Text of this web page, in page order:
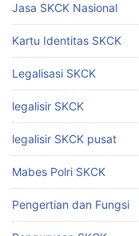
Jasa SKCK Nasional
Kartu Identitas SKCK
Legalisasi SKCK
legalisir SKCK
legalisir SKCK pusat
Mabes Polri SKCK
Pengertian dan Fungsi